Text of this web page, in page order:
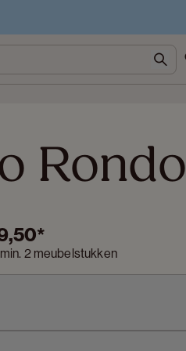
Rondo
*
2 meubelstukken